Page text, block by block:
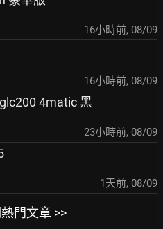
16小時前, 08/09
16小時前, 08/09
4matic 黑
23小時前, 08/09
1天前, 08/09
門文章 >>